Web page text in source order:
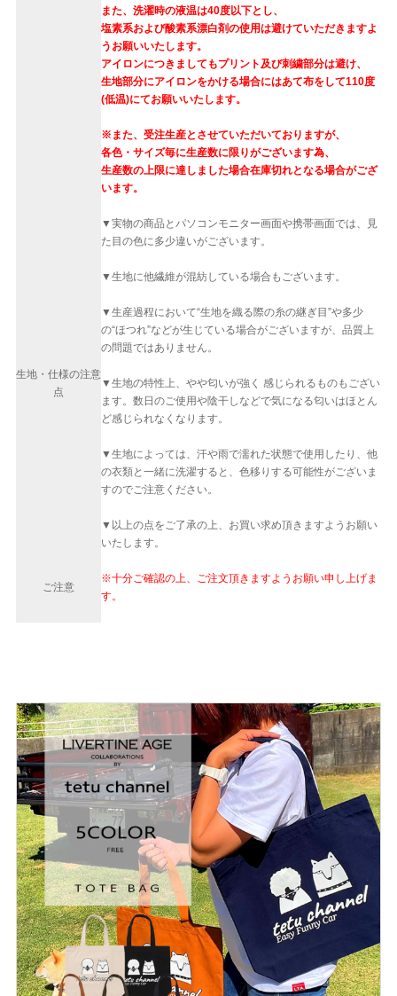
また、洗濯時の液温は40度以下とし、
塩素系および酸素系漂白剤の使用は避けていただきますよ
うお願いいたします。
アイロンにつきましてもプリント及び刺繍部分は避け、
生地部分にアイロンをかける場合にはあて布をして110度
(低温)にてお願いいたします。
※また、受注生産とさせていただいておりますが、
各色・サイズ毎に生産数に限りがございます為、
生産数の上限に達しました場合在庫切れとなる場合がござ
います。
生地・仕様の注意
点
▼実物の商品とパソコンモニター画面や携帯画面では、見
た目の色に多少違いがございます。
▼生地に他繊維が混紡している場合もございます。
▼生産過程において“生地を織る際の糸の継ぎ目”や多少
の“ほつれ”などが生じている場合がございますが、品質上
の問題ではありません。
▼生地の特性上、やや匂いが強く 感じられるものもござい
ます。数日のご使用や陰干しなどで気になる匂いはほとん
ど感じられなくなります。
▼生地によっては、汗や雨で濡れた状態で使用したり、他
の衣類と一緒に洗濯すると、色移りする可能性がございま
すのでご注意ください。
▼以上の点をご了承の上、お買い求め頂きますようお願い
いたします。
ご注意
※十分ご確認の上、ご注文頂きますようお願い申し上げま
す。